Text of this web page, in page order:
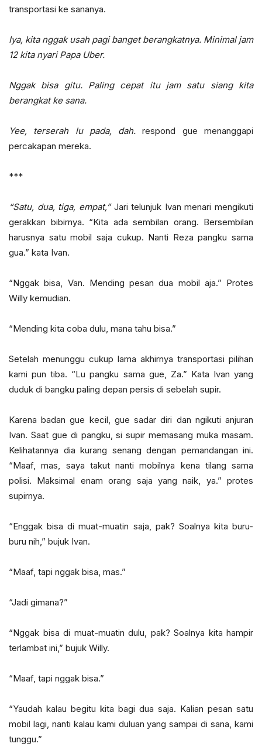
transportasi ke sananya.
Iya, kita nggak usah pagi banget berangkatnya. Minimal jam
12 kita nyari Papa Uber.
Nggak bisa gitu. Paling cepat itu jam satu siang kita
berangkat ke sana.
Yee, terserah lu pada, dah.respond gue menanggapi
percakapan mereka.
***
“Satu, dua, tiga, empat,” Jari telunjuk Ivan menari mengikuti
gerakkan bibirnya. “Kita ada sembilan orang. Bersembilan
harusnya satu mobil saja cukup. Nanti Reza pangku sama
gua.” kata Ivan.
“Nggak bisa, Van. Mending pesan dua mobil aja.” Protes
Willy kemudian.
“Mending kita coba dulu, mana tahu bisa.”
Setelah menunggu cukup lama akhirnya transportasi pilihan
kami pun tiba. “Lu pangku sama gue, Za.” Kata Ivan yang
duduk di bangku paling depan persis di sebelah supir.
Karena badan gue kecil, gue sadar diri dan ngikuti anjuran
Ivan. Saat gue di pangku, si supir memasang muka masam.
Kelihatannya dia kurang senang dengan pemandangan ini.
“Maaf, mas, saya takut nanti mobilnya kena tilang sama
polisi. Maksimal enam orang saja yang naik, ya.” protes
supirnya.
“Enggak bisa di muat-muatin saja, pak? Soalnya kita buru-
buru nih,” bujuk Ivan.
“Maaf, tapi nggak bisa, mas.”
“Jadi gimana?”
“Nggak bisa di muat-muatin dulu, pak? Soalnya kita hampir
terlambat ini,” bujuk Willy.
“Maaf, tapi nggak bisa.”
“Yaudah kalau begitu kita bagi dua saja. Kalian pesan satu
mobil lagi, nanti kalau kami duluan yang sampai di sana, kami
tunggu.”